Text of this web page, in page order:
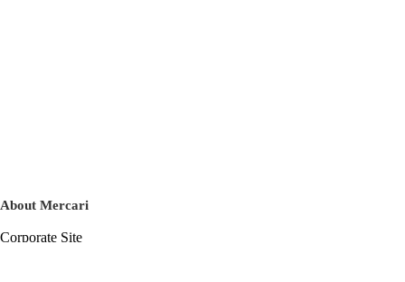
About Mercari
Corporate Site